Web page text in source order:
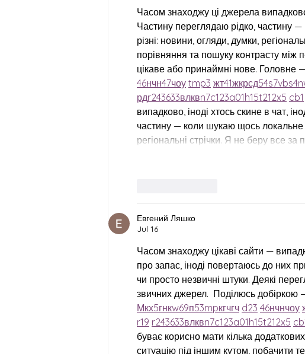
Часом знаходжу ці джерела
Частину переглядаю рідко, частину
різні: новини, огляди, думки,
порівняння та пошуку контрасту
цікаве або принаймні нове. Головне
46нчн47чоу tmp3 жт41жкрсд54s7vbs4
рдr243633влквn7c123a01h15t212x5 cb1
випадково, іноді хтось скине в чат,
частину — коли шукаю щось локальне
регіональні стрічки. Я не беру все за
Евгений Ляшко
Jul 16
Часом знаходжу цікаві сайти —
про запас, іноді повертаюсь до них
чи просто незвичні штуки. Деякі
звичних джерел.  Поділюсь
Мкх5гнкw69п53mpкгчгч d23 46нчнчоу
r19 r243633влквn7c123a01h15t212x5
буває корисно мати кілька
ситуацію під іншим кутом, побачити